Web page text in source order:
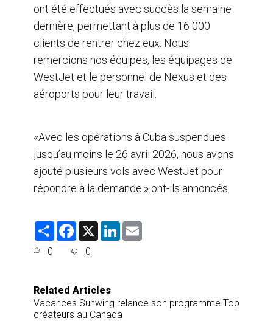
ont été effectués avec succès la semaine
dernière, permettant à plus de 16 000
clients de rentrer chez eux. Nous
remercions nos équipes, les équipages de
WestJet et le personnel de Nexus et des
aéroports pour leur travail.
«Avec les opérations à Cuba suspendues
jusqu’au moins le 26 avril 2026, nous avons
ajouté plusieurs vols avec WestJet pour
répondre à la demande.» ont-ils annoncés.
S
F
e
o
k
X
L
0 0
Related Articles
Vacances Sunwing relance son programme Top
créateurs au Canada